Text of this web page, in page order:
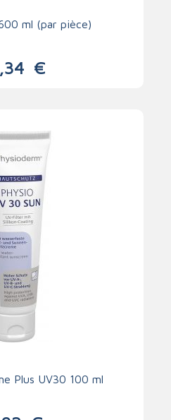
ml (par pièce)
€
Plus UV30 100 ml